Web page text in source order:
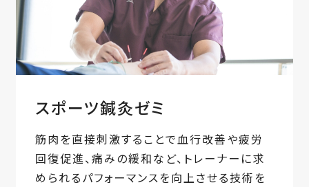
スポーツ鍼灸ゼミ
筋肉を直接刺激することで血行改善や疲労
回復促進、痛みの緩和など、トレーナーに求
められるパフォーマンスを向上させる技術を